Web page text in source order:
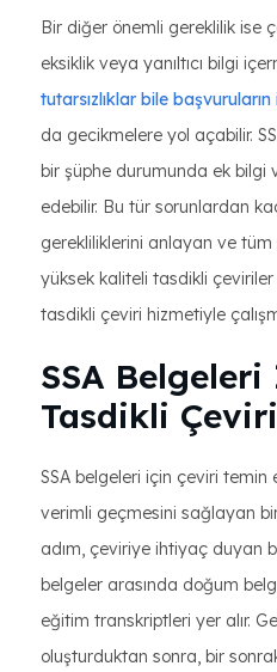
Bir diğer önemli gereklilik ise
eksiklik veya yanıltıcı bilgi
tutarsızlıklar bile
da gecikmelere yol açabilir.
bir şüphe durumunda ek bilgi
edebilir. Bu tür sorunlardan
gerekliliklerini anlayan ve tüm
yüksek kaliteli tasdikli
tasdikli çeviri hizmetiyle
SSA Belgeleri
Tasdikli
SSA belgeleri için çeviri temin
verimli geçmesini sağlayan
adım, çeviriye ihtiyaç duyan
belgeler arasında doğum
eğitim transkriptleri yer alır.
oluşturduktan sonra, bir